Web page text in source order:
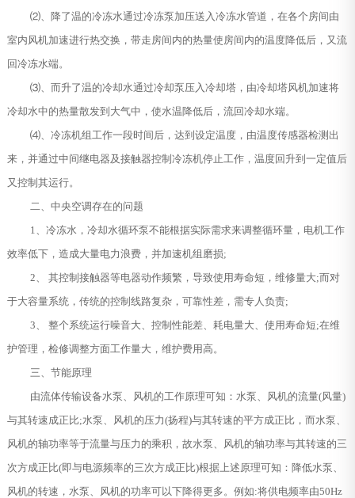
⑵、降了温的冷冻水通过冷冻泵加压送入冷冻水管道，在各个房间由
室内风机加速进行热交换，带走房间内的热量使房间内的温度降低后，又流
回冷冻水端。
⑶、而升了温的冷却水通过冷却泵压入冷却塔，由冷却塔风机加速将
冷却水中的热量散发到大气中，使水温降低后，流回冷却水端。
⑷、冷冻机组工作一段时间后，达到设定温度，由温度传感器检测出
来，并通过中间继电器及接触器控制冷冻机停止工作，温度回升到一定值后
又控制其运行。
二、中央空调存在的问题
1、冷冻水，冷却水循环泵不能根据实际需求来调整循环量，电机工作
效率低下，造成大量电力浪费，并加速机组磨损;
2、 其控制接触器等电器动作频繁，导致使用寿命短，维修量大;而对
于大容量系统，传统的控制线路复杂，可靠性差，需专人负责;
3、 整个系统运行噪音大、控制性能差、耗电量大、使用寿命短;在维
护管理，检修调整方面工作量大，维护费用高。
三、节能原理
由流体传输设备水泵、风机的工作原理可知：水泵、风机的流量(风量)
与其转速成正比;水泵、风机的压力(扬程)与其转速的平方成正比，而水泵、
风机的轴功率等于流量与压力的乘积，故水泵、风机的轴功率与其转速的三
次方成正比(即与电源频率的三次方成正比)根据上述原理可知：降低水泵、
风机的转速，水泵、风机的功率可以下降得更多。例如:将供电频率由50Hz